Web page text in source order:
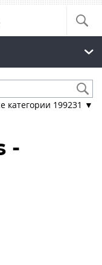
категории 199231 ▼
-